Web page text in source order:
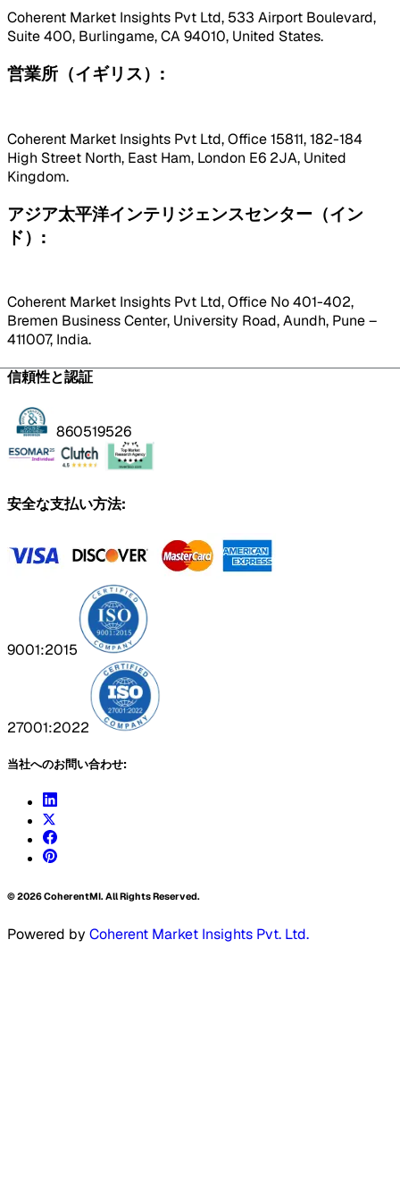
Coherent Market Insights Pvt Ltd, 533 Airport Boulevard,
Suite 400, Burlingame, CA 94010, United States.
営業所（イギリス）:
Coherent Market Insights Pvt Ltd, Office 15811, 182-184
High Street North, East Ham, London E6 2JA, United
Kingdom.
アジア太平洋インテリジェンスセンター（イン
ド）:
Coherent Market Insights Pvt Ltd, Office No 401-402,
Bremen Business Center, University Road, Aundh, Pune –
411007, India.
信頼性と認証
860519526
安全な支払い方法:
9001:2015
27001:2022
当社へのお問い合わせ:
©2026CoherentMI. All Rights Reserved.
Powered by Coherent Market Insights Pvt. Ltd.